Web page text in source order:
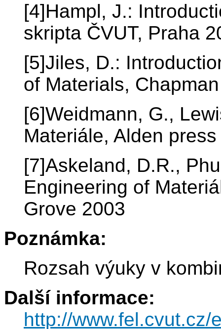
[4]Hampl, J.:
skripta ČVUT, Praha
[5]Jiles, D.:
of Materials,
[6]Weidmann, G.,
Materiále, Alden
[7]Askeland, D.R.,
Engineering of
Grove 2003
Poznámka:
Rozsah výuky v
Další informace:
http://www.fel.cvut.cz/